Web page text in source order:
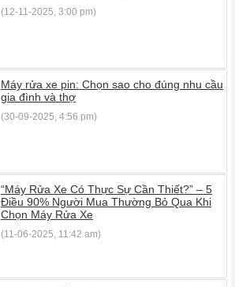
(12-11-2025, 3:00 pm)
Máy rửa xe pin: Chọn sao cho đúng nhu cầu
gia đình và thợ
(30-09-2025, 4:56 pm)
“Máy Rửa Xe Có Thực Sự Cần Thiết?” – 5
Điều 90% Người Mua Thường Bỏ Qua Khi
Chọn Máy Rửa Xe
(11-06-2025, 11:42 am)